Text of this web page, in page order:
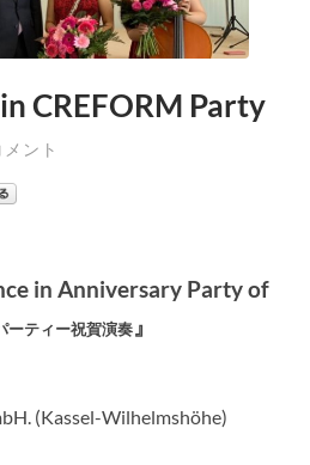
CREFORM Party
ント
in Anniversary Party of
ーティー祝賀演奏 』
(Kassel-Wilhelmshöhe)